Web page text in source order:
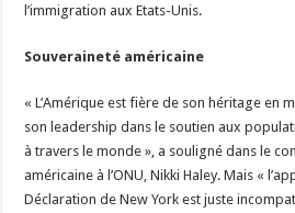
l’immigration aux Etats-Unis.
Souveraineté américaine
« L’Amérique est fière de son héritage en
son leadership dans le soutien aux
à travers le monde », a souligné dans le
américaine à l’ONU, Nikki Haley. Mais «
Déclaration de New York est juste